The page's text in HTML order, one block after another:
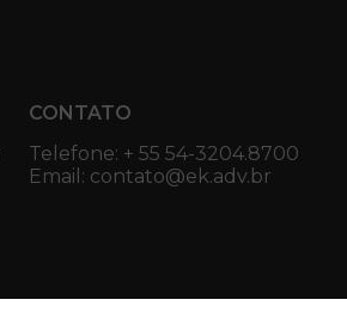
CONTATO
Telefone: + 55 54-3204.8700
Email: contato@ek.adv.br